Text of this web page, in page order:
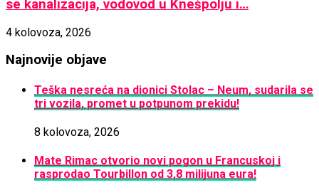
se kanalizacija, vodovod u Knešpolju i…
4 kolovoza, 2026
Najnovije objave
Teška nesreća na dionici Stolac – Neum, sudarila se
tri vozila, promet u potpunom prekidu!
8 kolovoza, 2026
Mate Rimac otvorio novi pogon u Francuskoj i
rasprodao Tourbillon od 3,8 milijuna eura!